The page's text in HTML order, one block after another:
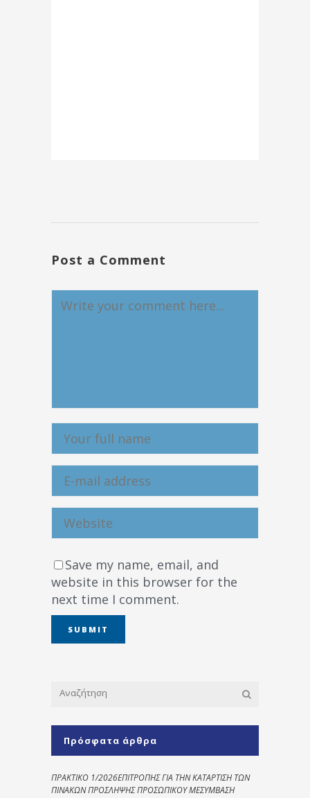
Post a Comment
Save my name, email, and
website in this browser for the
next time I comment.
Πρόσφατα άρθρα
ΠΡΑΚΤΙΚΟ 1/2026ΕΠΙΤΡΟΠΗΣ ΓΙΑ ΤΗΝ ΚΑΤΑΡΤΙΣΗ ΤΩΝ
ΠΙΝΑΚΩΝ ΠΡΟΣΛΗΨΗΣ ΠΡΟΣΩΠΙΚΟΥ ΜΕΣΥΜΒΑΣΗ